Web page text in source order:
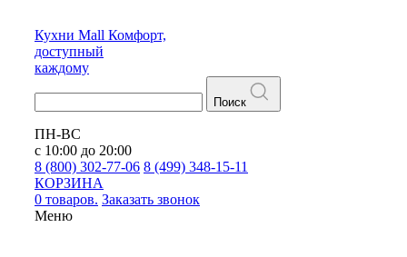
Кухни Mall Комфорт,
доступный
каждому
Поиск
ПН-ВС
с 10:00 до 20:00
8 (800) 302-77-06 8 (499) 348-15-11
КОРЗИНА
0 товаров. Заказать звонок
Меню